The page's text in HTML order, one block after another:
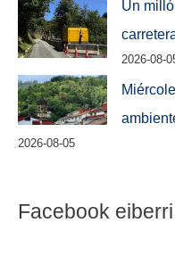
Un
2026-08-
2026-08-05
Facebook